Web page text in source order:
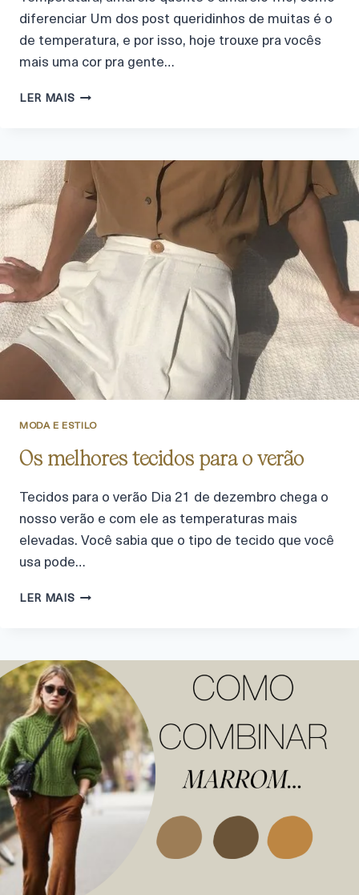
diferenciar Um dos post queridinhos de muitas é o
de temperatura, e por isso, hoje trouxe pra vocês
mais uma cor pra gente…
LER MAIS
MODA E ESTILO
Os melhores tecidos para o verão
Tecidos para o verão Dia 21 de dezembro chega o
nosso verão e com ele as temperaturas mais
elevadas. Você sabia que o tipo de tecido que você
usa pode…
LER MAIS